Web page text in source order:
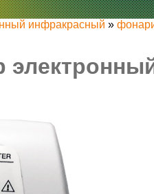
инфракрасный »